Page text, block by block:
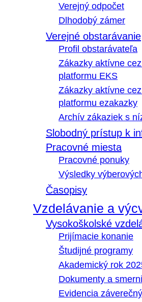
Verejný odpočet
Dlhodobý zámer
Verejné obstarávanie
Profil obstarávateľa
Zákazky aktívne
platformu EKS
Zákazky aktívne
platformu ezakazky
Archív zákaziek s
Slobodný prístup k
Pracovné miesta
Pracovné ponuky
Výsledky
Časopisy
Vzdelávanie a
Vysokoškolské
Prijímacie konanie
Študijné programy
Akademický rok
Dokumenty a
Evidencia